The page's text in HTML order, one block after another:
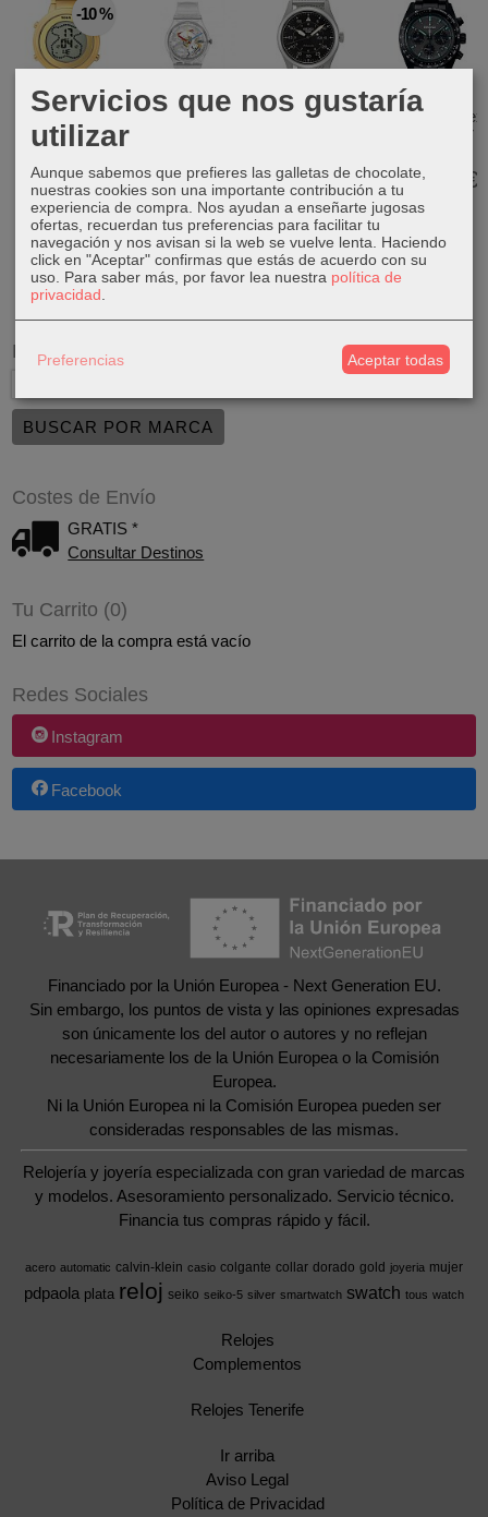
Marcas
Costes de Envío
GRATIS *
Consultar Destinos
Tu Carrito (0)
El carrito de la compra está vacío
Redes Sociales
Instagram
Facebook
-10 %
Tous Digibear
900350035
152,10 €
169,00 €
Swatch
Clearly...
80,00 €
Seiko 5 Sports
350,00 €
Seiko Prospex
Speedtimer
760,00 €
Financiado por la Unión Europea - Next Generation EU.
Sin embargo, los puntos de vista y las opiniones expresadas
son únicamente los del autor o autores y no reflejan
necesariamente los de la Unión Europea o la Comisión
Europea.
Ni la Unión Europea ni la Comisión Europea pueden ser
consideradas responsables de las mismas.
Relojería y joyería especializada con gran variedad de marcas
y modelos. Asesoramiento personalizado. Servicio técnico.
Financia tus compras rápido y fácil.
acero automatic calvin-klein casio colgante collar dorado gold joyeria mujer
pdpaola plata reloj seiko seiko-5 silver smartwatch swatch tous watch
Relojes
Complementos
Relojes Tenerife
Ir arriba
Aviso Legal
Política de Privacidad
Servicios que nos gustaría
utilizar
Aunque sabemos que prefieres las galletas de chocolate,
nuestras cookies son una importante contribución a tu
experiencia de compra. Nos ayudan a enseñarte jugosas
ofertas, recuerdan tus preferencias para facilitar tu
navegación y nos avisan si la web se vuelve lenta. Haciendo
click en "Aceptar" confirmas que estás de acuerdo con su
uso. Para saber más, por favor lea nuestra política de
privacidad
Preferencias Aceptar todas